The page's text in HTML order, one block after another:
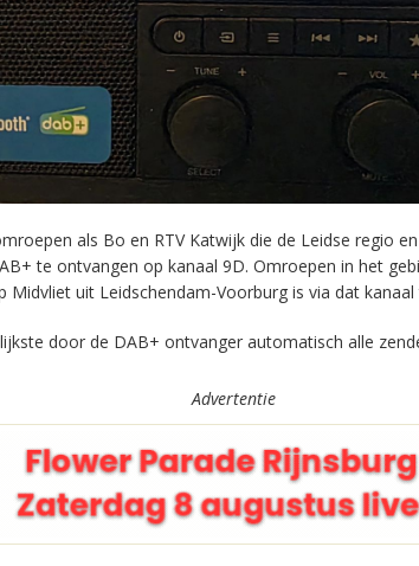
als Bo en RTV Katwijk die de Leidse regio
te ontvangen op kanaal 9D. Omroepen in het
Midvliet uit Leidschendam-Voorburg is via dat
door de DAB+ ontvanger automatisch alle
Advertentie